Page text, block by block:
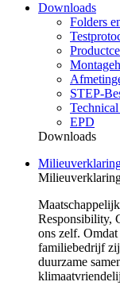
Downloads
Folders
STEP-
EPD
Downloads
Responsibility,
ons zelf. Omdat
familiebedrijf
duurzame